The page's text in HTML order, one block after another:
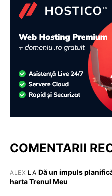
COMENTARII
ALEX LA Dă un impuls
harta Trenul Meu